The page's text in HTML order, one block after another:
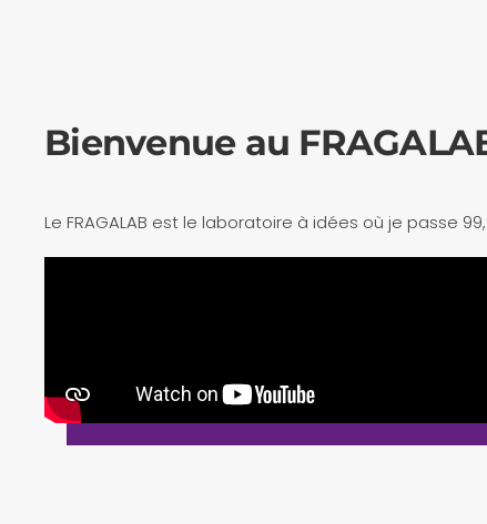
Bienvenue au
Le FRAGALAB est le laboratoire à idées où je passe